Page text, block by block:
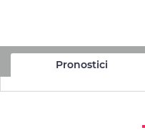
Pronostici